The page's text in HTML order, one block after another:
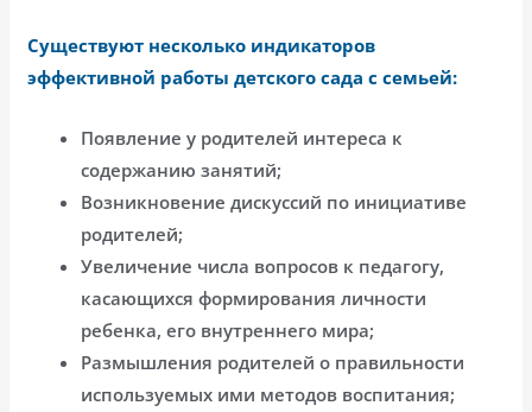
Существуют несколько индикаторов
эффективной работы детского сада с семьей:
Появление у родителей интереса к
содержанию занятий;
Возникновение дискуссий по инициативе
родителей;
Увеличение числа вопросов к педагогу,
касающихся формирования личности
ребенка, его внутреннего мира;
Размышления родителей о правильности
используемых ими методов воспитания;